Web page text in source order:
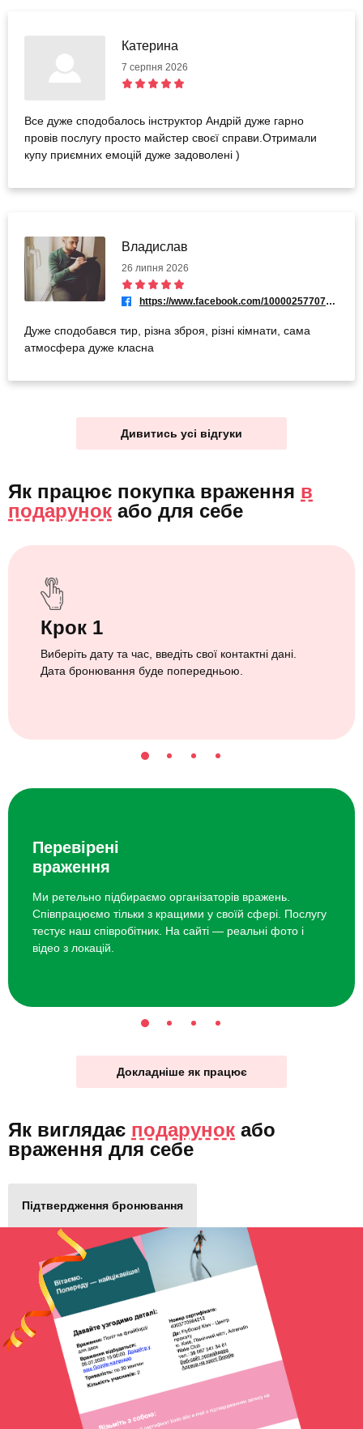
Катерина
7 серпня 2026
Все дуже сподобалось інструктор Андрій дуже гарно
провів послугу просто майстер своєї справи.Отримали
купу приємних емоцій дуже задоволені )
Владислав
26 липня 2026
https://www.facebook.com/100002577077774
Дуже сподобався тир, різна зброя, різні кімнати, сама
атмосфера дуже класна
Дивитись усі відгуки
Як працює покупка враження в
подарунок або для себе
Крок 1
Виберіть дату та час, введіть свої контактні дані.
Дата бронювання буде попередньою.
Перевірені
враження
Ми ретельно підбираємо організаторів вражень.
Співпрацюємо тільки з кращими у своїй сфері. Послугу
тестує наш співробітник. На сайті — реальні фото і
відео з локацій.
Докладніше як працює
Як виглядає подарунок або
враження для себе
Підтвердження бронювання